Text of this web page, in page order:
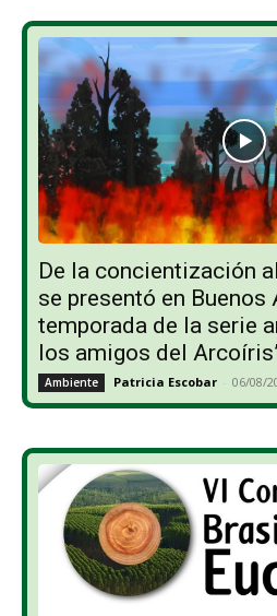
De la concientización
se presentó en Buenos
temporada de la serie
los amigos del
Ambiente Patricia Escobar - 06/08/